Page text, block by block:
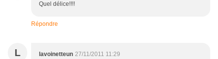
Quel délice!!!!
Répondre
L lavoinetteun 27/11/2011 11:29